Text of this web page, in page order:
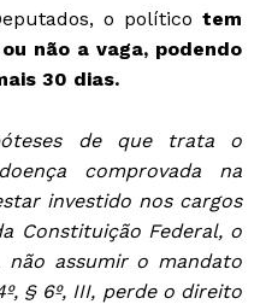
o político tem
não a vaga, podendo
30 dias.
de que trata o
comprovada na
investido nos cargos
Constituição Federal, o
não assumir o mandato
§ 6º, III, perde o direito